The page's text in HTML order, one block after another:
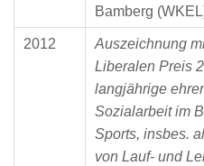
Bamberg
2012
Auszeichnung
Liberalen Preis
langjährige
Sozialarbeit im
Sports, insbes.
von Lauf- und